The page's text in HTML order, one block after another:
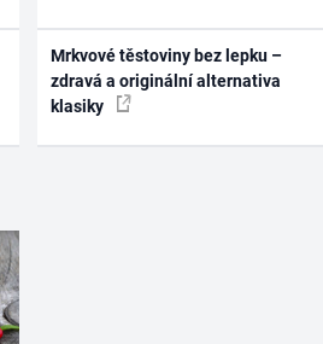
Mrkvové těstoviny bez lepku –
zdravá a originální alternativa
klasiky